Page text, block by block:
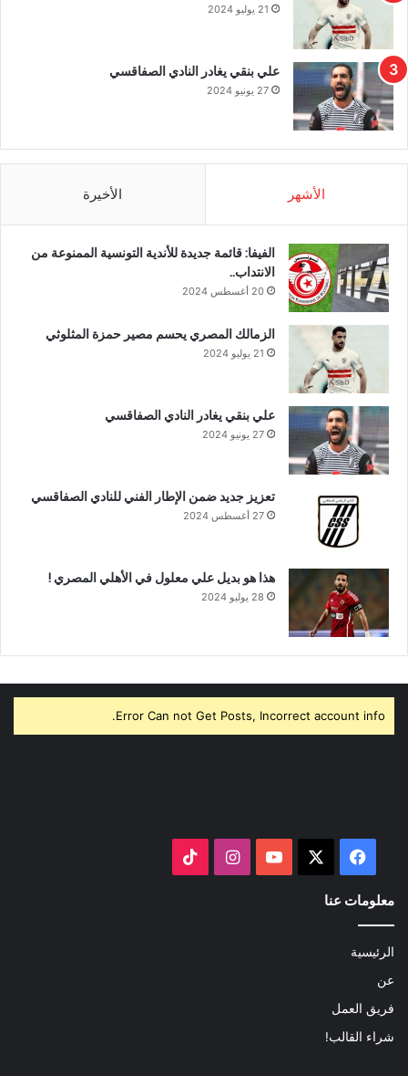
21 يوليو 2024
علي بنقي يغادر النادي الصفاقسي
27 يونيو 2024
الأشهر الأخيرة
الفيفا: قائمة جديدة للأندية التونسية الممنوعة من
الانتداب..
20 أغسطس 2024
الزمالك المصري يحسم مصير حمزة المثلوثي
21 يوليو 2024
علي بنقي يغادر النادي الصفاقسي
27 يونيو 2024
تعزيز جديد ضمن الإطار الفني للنادي الصفاقسي
27 أغسطس 2024
هذا هو بديل علي معلول في الأهلي المصري !
28 يوليو 2024
Error Can not Get Posts, Incorrect account info.
فيسبوك ‫YouTubeانستقرام
معلومات عنا
الرئيسية
عن
فريق العمل
شراء القالب!